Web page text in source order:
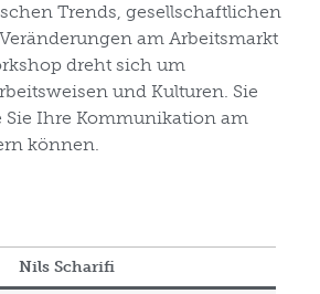
Trends, gesellschaftlichen
am Arbeitsmarkt
dreht sich um
und Kulturen. Sie
Sie Ihre Kommunikation am
können.
Nils Scharifi